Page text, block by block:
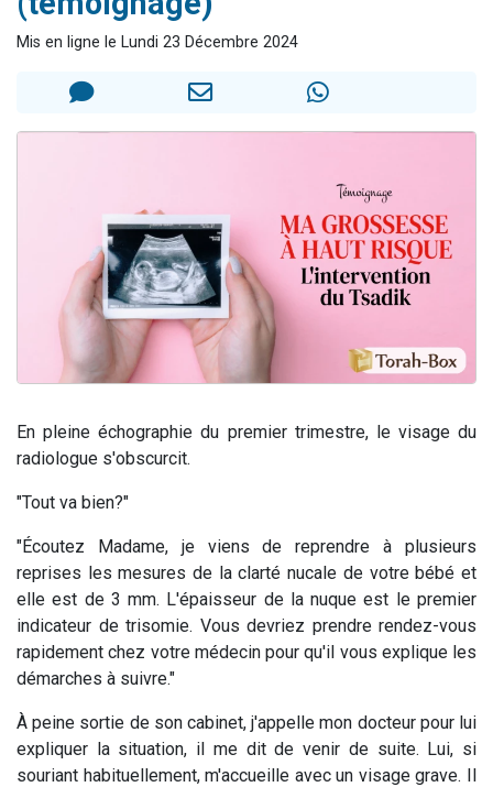
30 personnes viennent de faire un don pour Sauvez la jambe de Yohan
Il reste 49 places pour étudier en groupe sur Zoom
Mis en ligne le Lundi 23 Décembre 2024
En pleine échographie du premier trimestre, le visage du
radiologue s'obscurcit.
"Tout va bien?"
"Écoutez Madame, je viens de reprendre à plusieurs
reprises les mesures de la clarté nucale de votre bébé et
elle est de 3 mm. L'épaisseur de la nuque est le premier
indicateur de trisomie. Vous devriez prendre rendez-vous
rapidement chez votre médecin pour qu'il vous explique les
démarches à suivre."
À peine sortie de son cabinet, j'appelle mon docteur pour lui
expliquer la situation, il me dit de venir de suite. Lui, si
souriant habituellement, m'accueille avec un visage grave. Il